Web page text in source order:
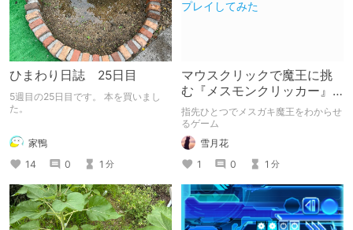
ひまわり日誌 25日目
5週目の25日目です。 本を買いまし
た。
家鴨
14
0 1 分
マウスクリックで魔王に挑
む『メスモンクリッカー』
体験版プレイしてみた
指先ひとつでメスガキ魔王をわからせ
るゲーム
雪月花
1
0 1 分